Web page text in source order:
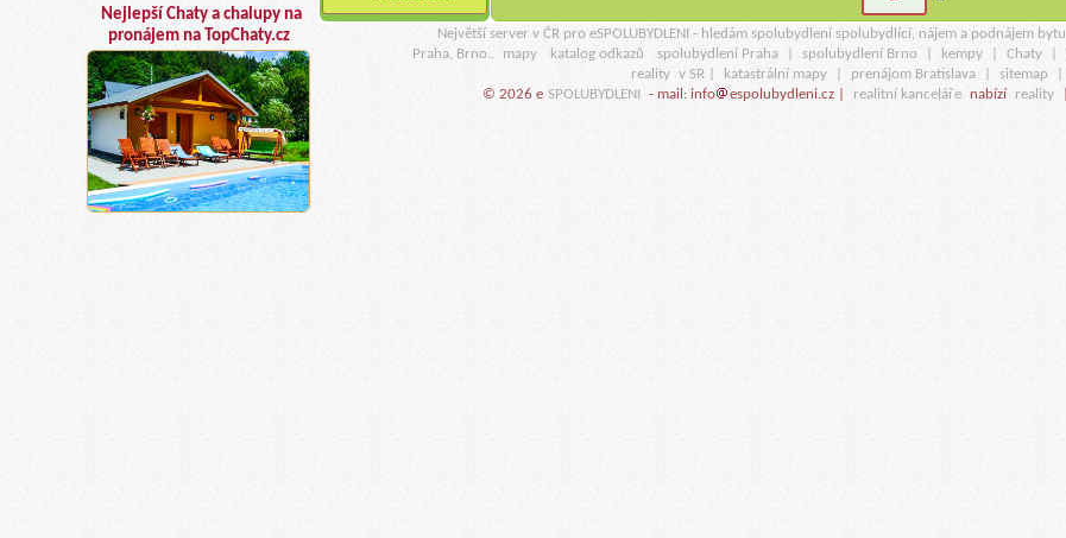
Nejlepší Chaty a chalupy na
pronájem na TopChaty.cz
Největší server v ČR pro eSPOLUBYDLENI - hledám spolubydlení spolubydlící, nájem a podnájem bytu
Praha, Brno..
mapy katalog odkazů spolubydlení Praha spolubydlení Brno kempy Chaty
reality v SR | katastrální mapy prenájom Bratislava sitemap
© 2026 e SPOLUBYDLENI - mail: info espolubydleni.cz | realitní kanceláře nabízí reality